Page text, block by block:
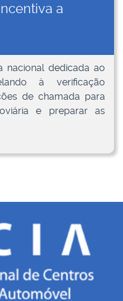
a
nacional dedicada ao
à verificação
de chamada para
e preparar as